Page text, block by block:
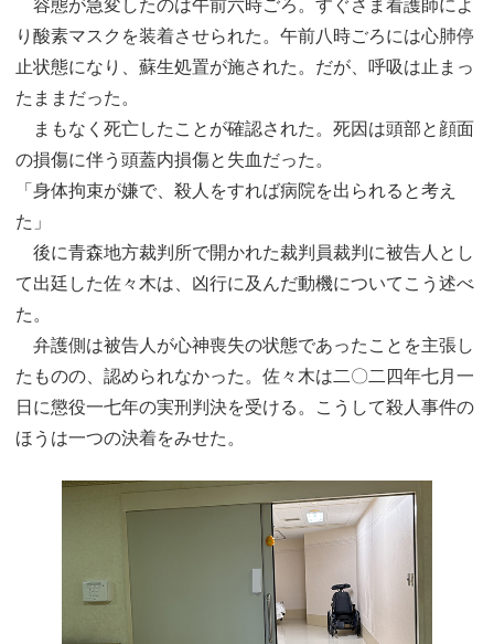
容態が急変したのは午前六時ごろ。すぐさま看護師によ
り酸素マスクを装着させられた。午前八時ごろには心肺停
止状態になり、蘇生処置が施された。だが、呼吸は止まっ
たままだった。
まもなく死亡したことが確認された。死因は頭部と顔面
の損傷に伴う頭蓋内損傷と失血だった。
「身体拘束が嫌で、殺人をすれば病院を出られると考え
た」
後に青森地方裁判所で開かれた裁判員裁判に被告人とし
て出廷した佐々木は、凶行に及んだ動機についてこう述べ
た。
弁護側は被告人が心神喪失の状態であったことを主張し
たものの、認められなかった。佐々木は二〇二四年七月一
日に懲役一七年の実刑判決を受ける。こうして殺人事件の
ほうは一つの決着をみせた。